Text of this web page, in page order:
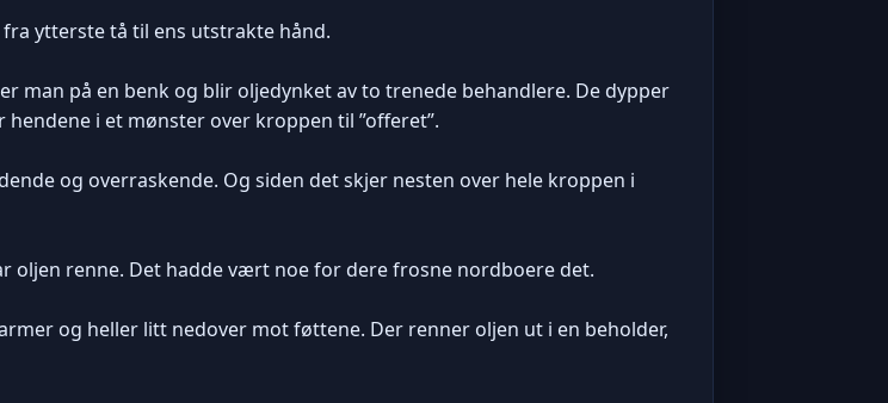
ytterste tå til ens utstrakte hånd.
man på en benk og blir oljedynket av to trenede behandlere. De dypper
i et mønster over kroppen til ”offeret”.
og overraskende. Og siden det skjer nesten over hele kroppen i
oljen renne. Det hadde vært noe for dere frosne nordboere det.
og heller litt nedover mot føttene. Der renner oljen ut i en beholder,